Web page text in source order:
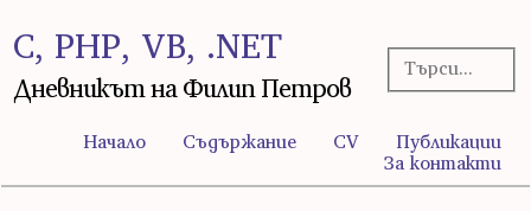
C, PHP, VB, .NET
Дневникът на Филип Петров
Начало Съдържание CV
Публикации
За контакти